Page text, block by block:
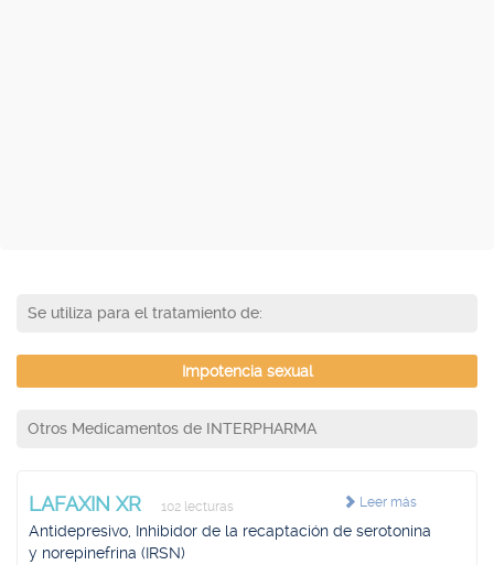
Se utiliza para el tratamiento de:
Impotencia sexual
Otros Medicamentos de INTERPHARMA
Leer más
LAFAXIN XR 102 lecturas
Antidepresivo, Inhibidor de la recaptación de serotonina
y norepinefrina (IRSN)